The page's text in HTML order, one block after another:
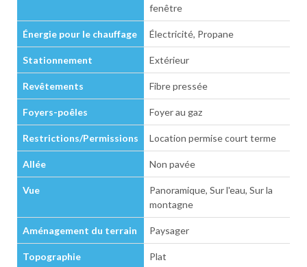
fenêtre
Énergie pour le chauffage Électricité, Propane
Stationnement Extérieur
Revêtements Fibre pressée
Foyers-poêles Foyer au gaz
Restrictions/Permissions Location permise court terme
Allée Non pavée
Vue
Panoramique, Sur l'eau, Sur la
montagne
Aménagement du terrain Paysager
Topographie Plat